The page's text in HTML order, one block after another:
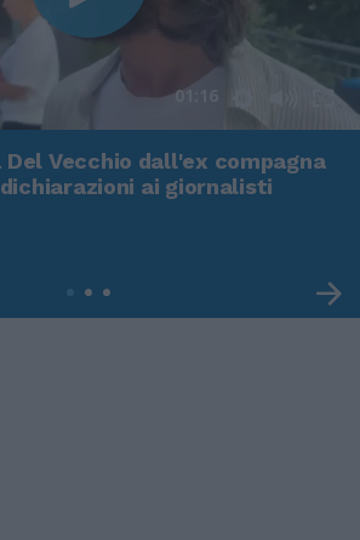
01:16
Del Vecchio dall'ex compagna
ai giornalisti